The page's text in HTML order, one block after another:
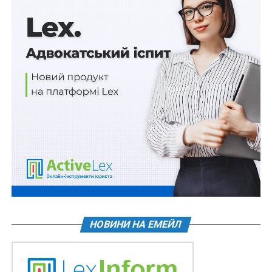
У березні Комітет Міністрів прийняв Резолюцію про
те, що рф припиняє бути членом Ради Європи з 16
березня 2022 року. Двадцять другого березня
відповідну Резолюцію прийняв і ЄСПЛ (Resolution of
the European Court of Human Rights on the consequences
of the cessation of membership of the Russian Federation
to the Council of Europe in light of Article 58 of the
European Convention on Human Rights), якою визначив,
що:
російська федерація перестає бути високою
про захист прав людини і основоположних
свобод] 16 вересня 2022 р.;
Суд залишається компетентним розглядати
НОВИНИ НА ЕМЕЙЛ